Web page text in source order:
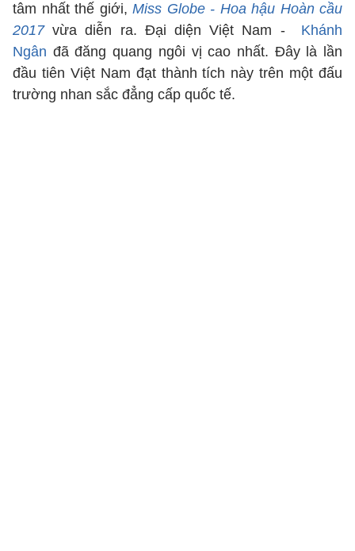
tâm nhất thế giới, Miss Globe - Hoa hậu Hoàn cầu
2017vừa diễn ra. Đại diện Việt Nam - Khánh
Ngân đã đăng quang ngôi vị cao nhất. Đây là lần
đầu tiên Việt Nam đạt thành tích này trên một đấu
trường nhan sắc đẳng cấp quốc tế.